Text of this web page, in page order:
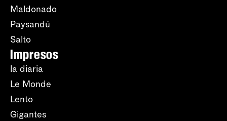
Maldonado
Paysandú
Salto
Impresos
la diaria
Le Monde
Lento
Gigantes